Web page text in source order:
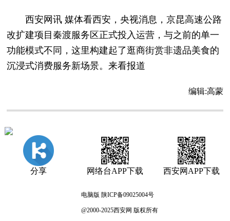
西安网讯 媒体看西安，央视消息，京昆高速公路
改扩建项目秦渡服务区正式投入运营，与之前的单一
功能模式不同，这里构建起了逛商街赏非遗品美食的
沉浸式消费服务新场景。来看报道
编辑:高蒙
分享 网络台APP下载 西安网APP下载
电脑版 陕ICP备09025004号
@2000-2025西安网 版权所有